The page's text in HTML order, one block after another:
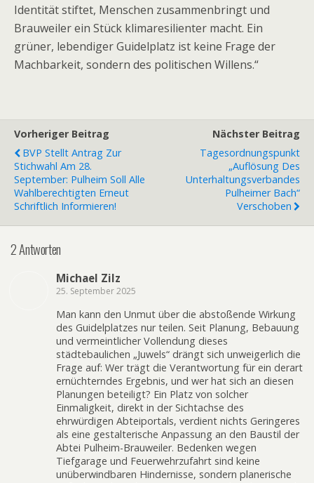
Identität stiftet, Menschen zusammenbringt und
Brauweiler ein Stück klimaresilienter macht. Ein
grüner, lebendiger Guidelplatz ist keine Frage der
Machbarkeit, sondern des politischen Willens.“
Vorheriger Beitrag
BVP Stellt Antrag Zur
Stichwahl Am 28.
September: Pulheim Soll Alle
Wahlberechtigten Erneut
Schriftlich Informieren!
Nächster Beitrag
Tagesordnungspunkt
„Auflösung Des
Unterhaltungsverbandes
Pulheimer Bach“
Verschoben
2 Antworten
Michael Zilz
25. September 2025
Man kann den Unmut über die abstoßende Wirkung
des Guidelplatzes nur teilen. Seit Planung, Bebauung
und vermeintlicher Vollendung dieses
städtebaulichen „Juwels“ drängt sich unweigerlich die
Frage auf: Wer trägt die Verantwortung für ein derart
ernüchterndes Ergebnis, und wer hat sich an diesen
Planungen beteiligt? Ein Platz von solcher
Einmaligkeit, direkt in der Sichtachse des
ehrwürdigen Abteiportals, verdient nichts Geringeres
als eine gestalterische Anpassung an den Baustil der
Abtei Pulheim-Brauweiler. Bedenken wegen
Tiefgarage und Feuerwehrzufahrt sind keine
unüberwindbaren Hindernisse, sondern planerische